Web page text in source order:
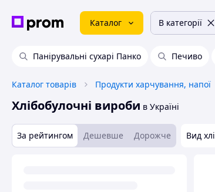
Каталог В категорії
Панірувальні сухарі Панко Печиво
Каталог товарів Продукти харчування, напої
Хлібобулочні вироби в Україні
За рейтингом Дешевше Дорожче Вид